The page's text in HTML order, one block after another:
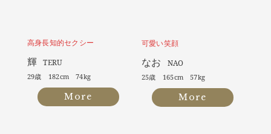
高身長知的セクシー
輝 TERU
29歳 182cm 74kg
More
可愛い笑顔
なお NAO
25歳 165cm 57kg
More